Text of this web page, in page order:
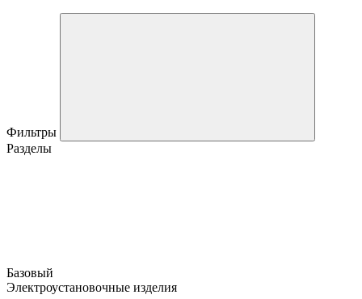
Фильтры
Разделы
Базовый
Электроустановочные изделия